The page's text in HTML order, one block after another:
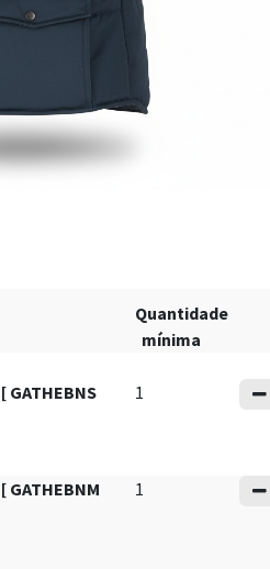
Quantidade
mínima
[ GATHEBNS
1
[ GATHEBNM
1